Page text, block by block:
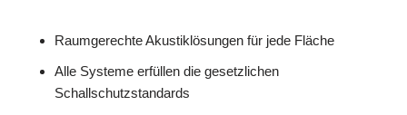
Raumgerechte Akustiklösungen für jede Fläche
Alle Systeme erfüllen die gesetzlichen
Schallschutzstandards